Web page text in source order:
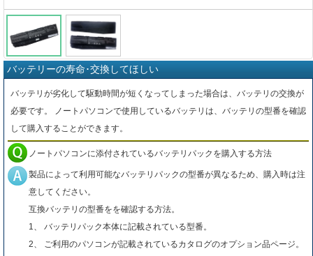
バッテリーの寿命･交換してほしい
バッテリが劣化して駆動時間が短くなってしまった場合は、バッテリの交換が
必要です。 ノートパソコンで使用しているバッテリは、バッテリの型番を確認
して購入することができます。
ノートパソコンに添付されているバッテリパックを購入する方法
製品によって利用可能なバッテリパックの型番が異なるため、購入時は注
意してください。
互換バッテリの型番をを確認する方法。
1、 バッテリパック本体に記載されている型番。
2、 ご利用のパソコンが記載されているカタログのオプション品ページ。